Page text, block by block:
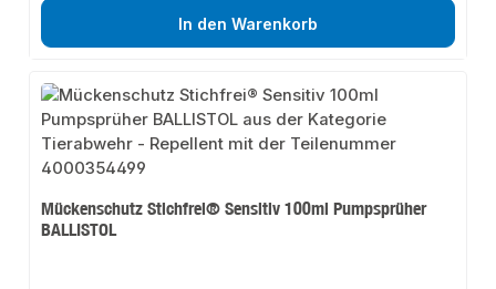
In den Warenkorb
Mückenschutz Stichfrei® Sensitiv 100ml Pumpsprüher
BALLISTOL